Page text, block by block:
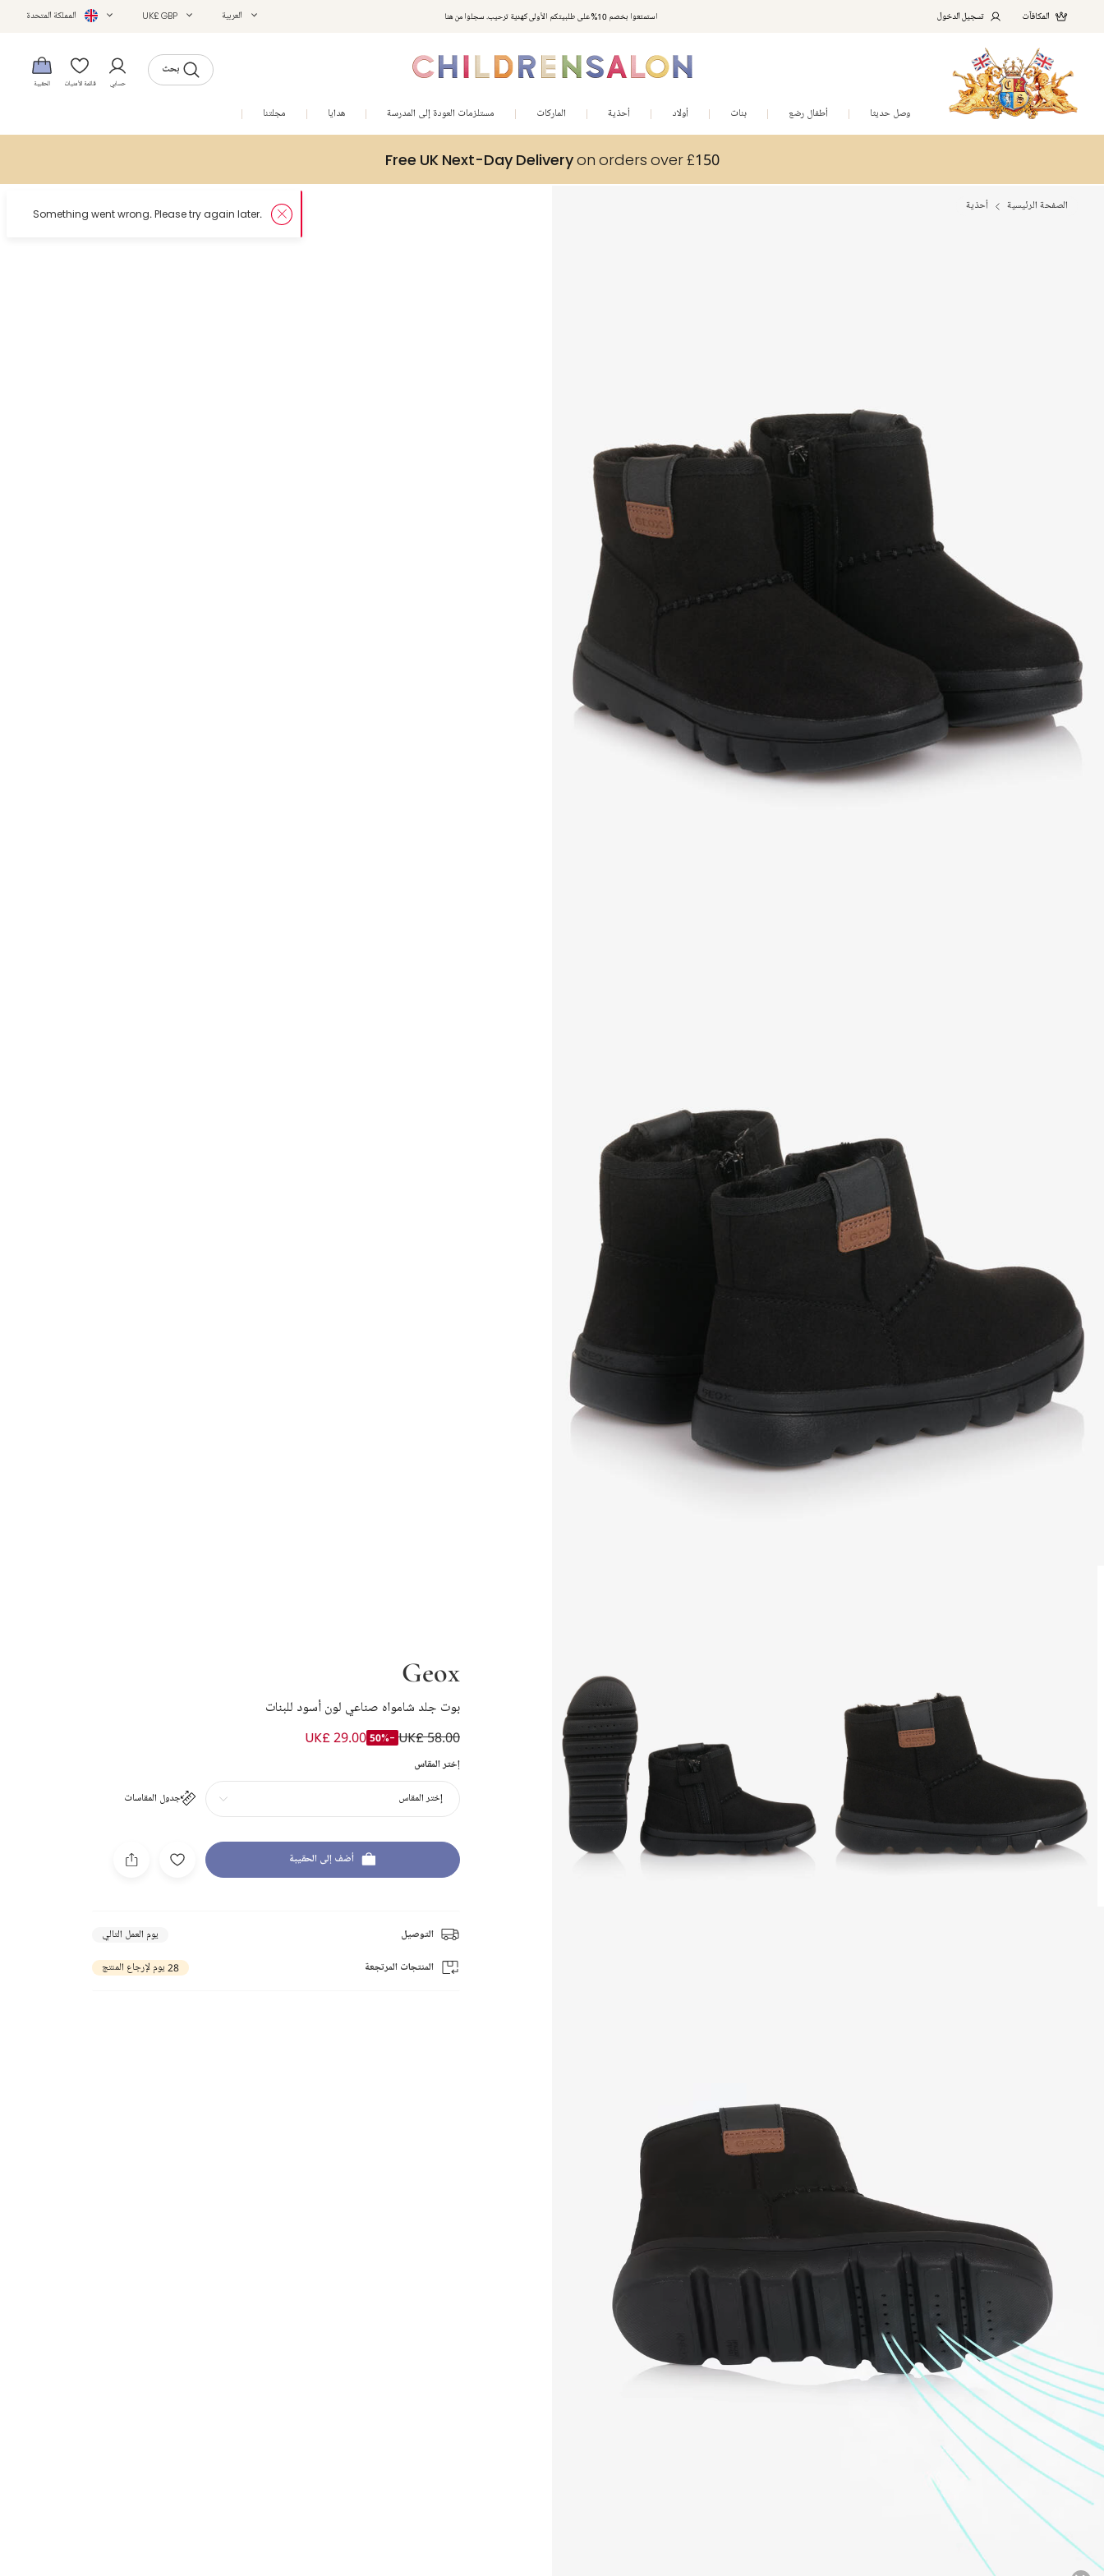
استمتعوا بخصم 10% على طلبيتكم الأولى كهدية ترحيب. سجلوا من هنا المكافآت تسجيل الدخول العربية UK£ GBP المملكة المتحدة
بحث
حسابي قائمة الأمنيات الحقيبة
وصل حديثا أطفال رضع بنات أولاد أحذية الماركات مستلزمات العودة إلى المدرسة هدايا مجلتنا
Free UK Next-Day Deliveryon orders over £150
الصفحة الرئيسية أحذية
Geox
بوت جلد شامواه صناعي لون أسود للبنات
UK£ 58.00
-50%
UK£ 29.00
إختر المقاس
جدول المقاسات إختر المقاس
أضف إلى الحقيبة
التوصيل يوم العمل التالي
المنتجات المرتجعة 28 يوم لإرجاع المنتج